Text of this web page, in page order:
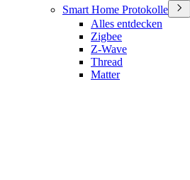
Smart Home Protokolle
Alles entdecken
Zigbee
Z-Wave
Thread
Matter